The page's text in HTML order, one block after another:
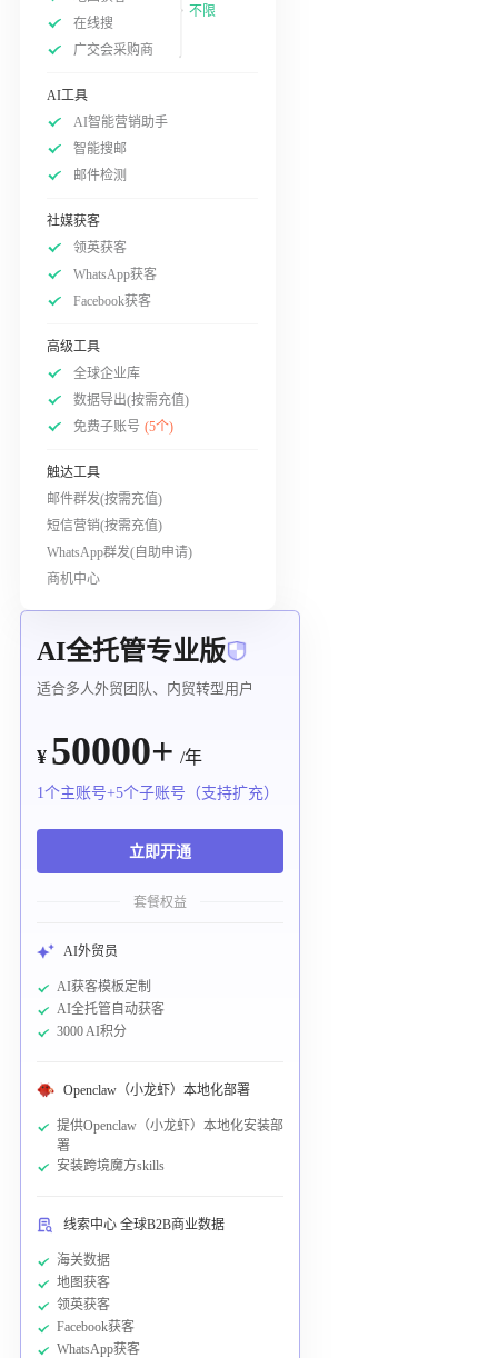
在线搜
广交会采购商
不限
AI工具
AI智能营销助手
智能搜邮
邮件检测
社媒获客
领英获客
WhatsApp获客
Facebook获客
高级工具
全球企业库
数据导出(按需充值)
免费子账号 (5个)
触达工具
邮件群发(按需充值)
短信营销(按需充值)
WhatsApp群发(自助申请)
商机中心
AI全托管专业版
适合多人外贸团队、内贸转型用户
¥ 50000+ /年
1个主账号+5个子账号（支持扩充）
立即开通
套餐权益
AI外贸员
AI获客模板定制
AI全托管自动获客
3000 AI积分
Openclaw（小龙虾）本地化部署
提供Openclaw（小龙虾）本地化安装部
署
安装跨境魔方skills
线索中心 全球B2B商业数据
海关数据
地图获客
领英获客
Facebook获客
WhatsApp获客